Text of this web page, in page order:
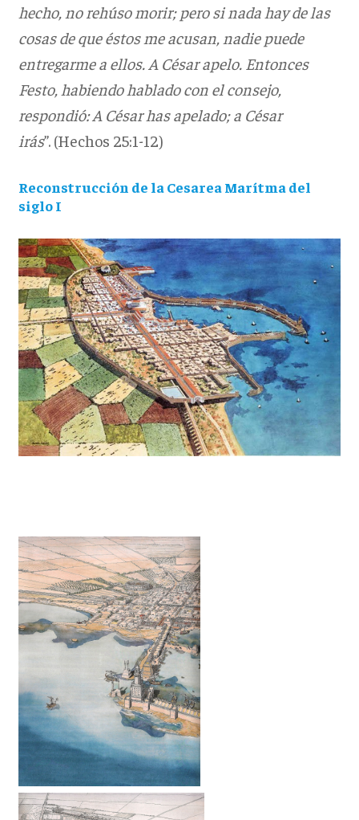
hecho, no rehúso morir; pero si nada hay de las
cosas de que éstos me acusan, nadie puede
entregarme a ellos. A César apelo. Entonces
Festo, habiendo hablado con el consejo,
respondió: A César has apelado; a César
irás”. (Hechos 25:1-12)
Reconstrucción de la Cesarea Marítma del
siglo I